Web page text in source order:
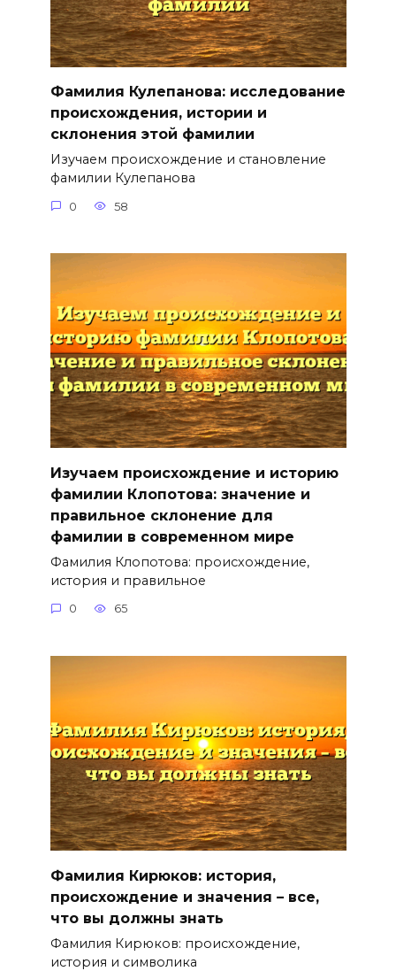
Фамилия Кулепанова: исследование
происхождения, истории и
склонения этой фамилии
Изучаем происхождение и становление
фамилии Кулепанова
0 58
Изучаем происхождение и историю
фамилии Клопотова: значение и
правильное склонение для
фамилии в современном мире
Фамилия Клопотова: происхождение,
история и правильное
0 65
Фамилия Кирюков: история,
происхождение и значения – все,
что вы должны знать
Фамилия Кирюков: происхождение,
история и символика